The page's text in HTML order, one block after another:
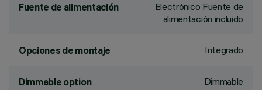
Fuente de alimentación
Electrónico Fuente de
alimentación incluido
Opciones de montaje Integrado
Dimmable option Dimmable